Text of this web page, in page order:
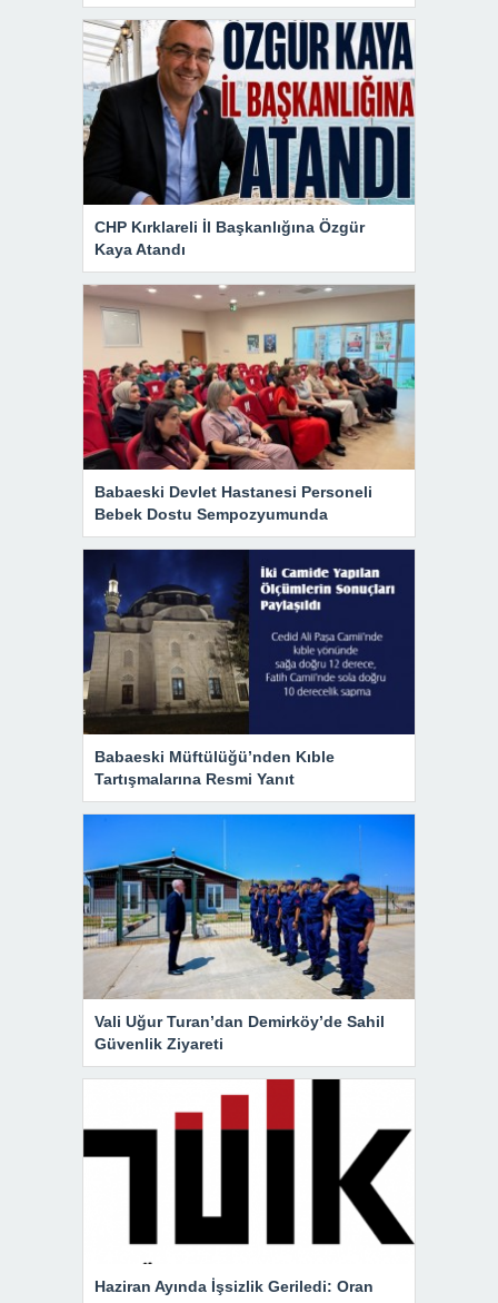
CHP Kırklareli İl Başkanlığına Özgür
Kaya Atandı
Babaeski Devlet Hastanesi Personeli
Bebek Dostu Sempozyumunda
Babaeski Müftülüğü’nden Kıble
Tartışmalarına Resmi Yanıt
Vali Uğur Turan’dan Demirköy’de Sahil
Güvenlik Ziyareti
Haziran Ayında İşsizlik Geriledi: Oran